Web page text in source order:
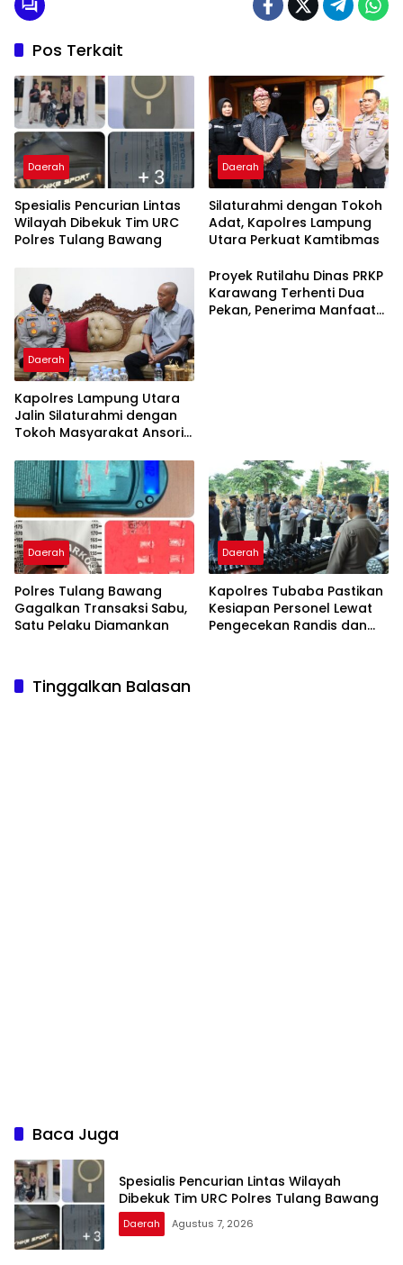
Pos Terkait
Daerah
Spesialis Pencurian Lintas
Wilayah Dibekuk Tim URC
Polres Tulang Bawang
Daerah
Silaturahmi dengan Tokoh
Adat, Kapolres Lampung
Utara Perkuat Kamtibmas
Daerah
Kapolres Lampung Utara
Jalin Silaturahmi dengan
Tokoh Masyarakat Ansori
Proyek Rutilahu Dinas PRKP
Karawang Terhenti Dua
Pekan, Penerima Manfaat
Daerah
Polres Tulang Bawang
Gagalkan Transaksi Sabu,
Satu Pelaku Diamankan
Daerah
Kapolres Tubaba Pastikan
Kesiapan Personel Lewat
Pengecekan Randis dan
Tinggalkan Balasan
Baca Juga
Spesialis Pencurian Lintas Wilayah
Dibekuk Tim URC Polres Tulang Bawang
Daerah Agustus 7, 2026